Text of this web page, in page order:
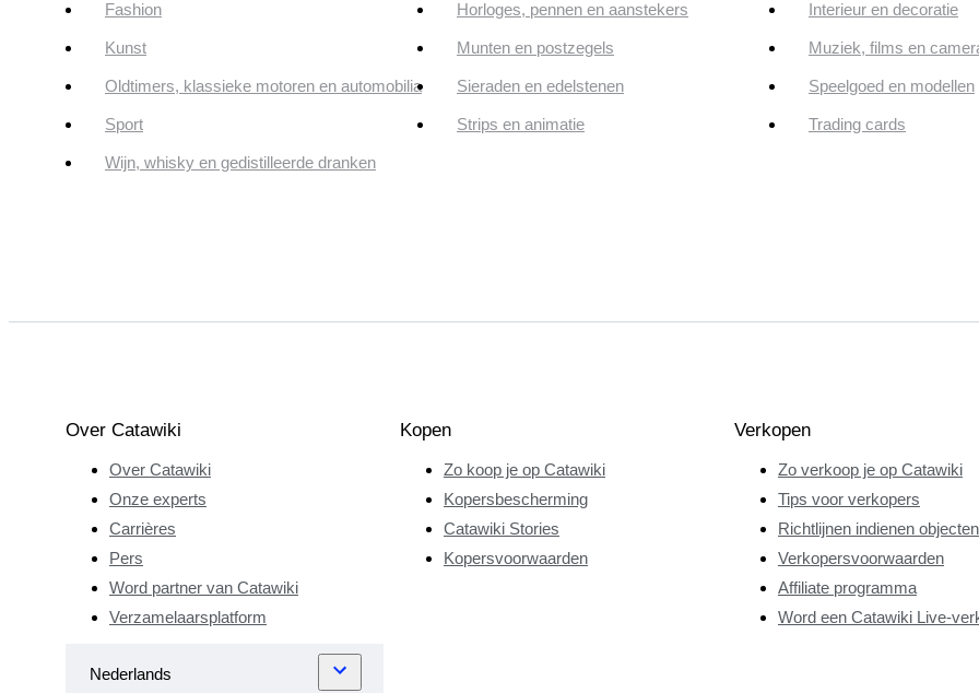
Fashion Horloges, pennen en aanstekers Interieur en decoratie
Kunst Munten en postzegels Muziek, films en
Oldtimers, klassieke motoren en automobilia Sieraden en edelstenen Speelgoed en modellen
Sport Strips en animatie Trading cards
Wijn, whisky en gedistilleerde dranken
Over Catawiki
Over Catawiki
Onze experts
Carrières
Pers
Word partner van Catawiki
Verzamelaarsplatform
Kopen
Zo koop je op Catawiki
Kopersbescherming
Catawiki Stories
Kopersvoorwaarden
Verkopen
Zo verkoop je op Catawiki
Tips voor verkopers
Richtlijnen indienen objecten
Verkopersvoorwaarden
Affiliate programma
Word een Catawiki Live-